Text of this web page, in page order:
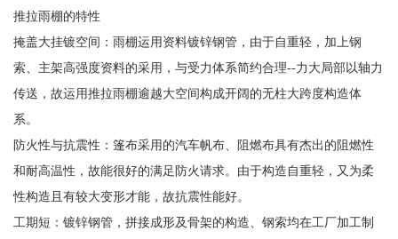
推拉雨棚的特性
掩盖大挂镀空间：雨棚运用资料镀锌钢管，由于自重轻，加上钢
索、主架高强度资料的采用，与受力体系简约合理--力大局部以轴力
传送，故运用推拉雨棚逾越大空间构成开阔的无柱大跨度构造体
系。
防火性与抗震性：篷布采用的汽车帆布、阻燃布具有杰出的阻燃性
和耐高温性，故能很好的满足防火请求。由于构造自重轻，又为柔
性构造且有较大变形才能，故抗震性能好。
工期短：镀锌钢管，拼接成形及骨架的构造、钢索均在工厂加工制